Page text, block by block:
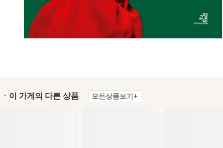
ㆍ이 가게의 다른 상품 모든상품보기+